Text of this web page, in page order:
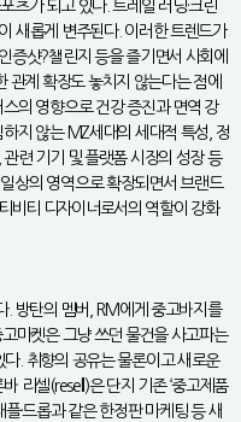
츠가 되고 있다. 트레일 러닝·크린
새롭게 변주된다. 이러한 트렌드가
증샷?챌린지 등을 즐기면서 사회에
관계 확장도 놓치지 않는다는 점에
의 영향으로 건강 증진과 면역 강
지 않는 MZ세대의 세대적 특성, 정
련 기기 및 플랫폼 시장의 성장 등
상의 영역으로 확장되면서 브랜드
비티 디자이너로서의 역할이 강화
. 방탄의 멤버, RM에게 중고바지를
마켓은 그냥 쓰던 물건을 사고파는
. 취향의 공유는 물론이고 새로운
리셀(resell)은 단지 기존 ‘중고제품
·드롭과 같은 한정판 마케팅 등 새